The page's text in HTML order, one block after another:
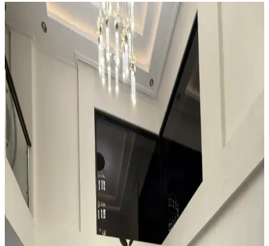
Kahvaltı Köşeleri İçin Sandalye Seçenekleri ve
Dekorasyon İpuçları
Kahvaltı köşelerinde ahşap ve sentetik deri sandalyeler, dayanıklılık
ve temizlik kolaylığı sunar. Minder ve özel tasarım halılarla konfor
ve estetik dengelenir, mekanın atmosferi güçlenir.
Teal Renkli Sandalyenin Halı ve Dolapla
Uyumunda Renk Tonları ve Aksesuarların Rolü
Teal renkli sandalyenin halı ve dolapla uyumu, doğru renk tonları ve
aksesuar seçimiyle sağlanır. Halıdaki mavi-yeşil alt tonlar ve sıcak
ahşap dolap, teal rengini öne çıkarır, aksesuarlar ise denge oluşturur.
Küçük ve Garip Şekilli Giriş Alanları İçin Dayanıklı
ve Estetik Halı Seçimi Rehberi
Küçük ve garip şekilli girişlerde suya dayanıklı, özel kesim veya
modüler halılarla estetik ve işlevsel çözümler sunulur. Ayakkabı
düzenleyicilerle alan düzeni sağlanır.